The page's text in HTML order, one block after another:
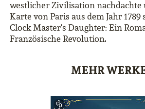
westlicher Zivilisation
Karte von Paris aus dem Jahr 1789
Clock Master's Daughter: Ein
Französische Revolution.
MEHR